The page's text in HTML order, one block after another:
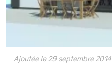
Ajoutée le 29 septembre 2014